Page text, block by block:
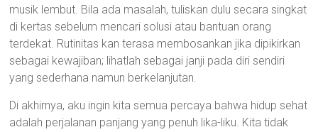
musik lembut. Bila ada masalah, tuliskan dulu secara singkat
di kertas sebelum mencari solusi atau bantuan orang
terdekat. Rutinitas kan terasa membosankan jika dipikirkan
sebagai kewajiban; lihatlah sebagai janji pada diri sendiri
yang sederhana namun berkelanjutan.
Di akhirnya, aku ingin kita semua percaya bahwa hidup sehat
adalah perjalanan panjang yang penuh lika-liku. Kita tidak